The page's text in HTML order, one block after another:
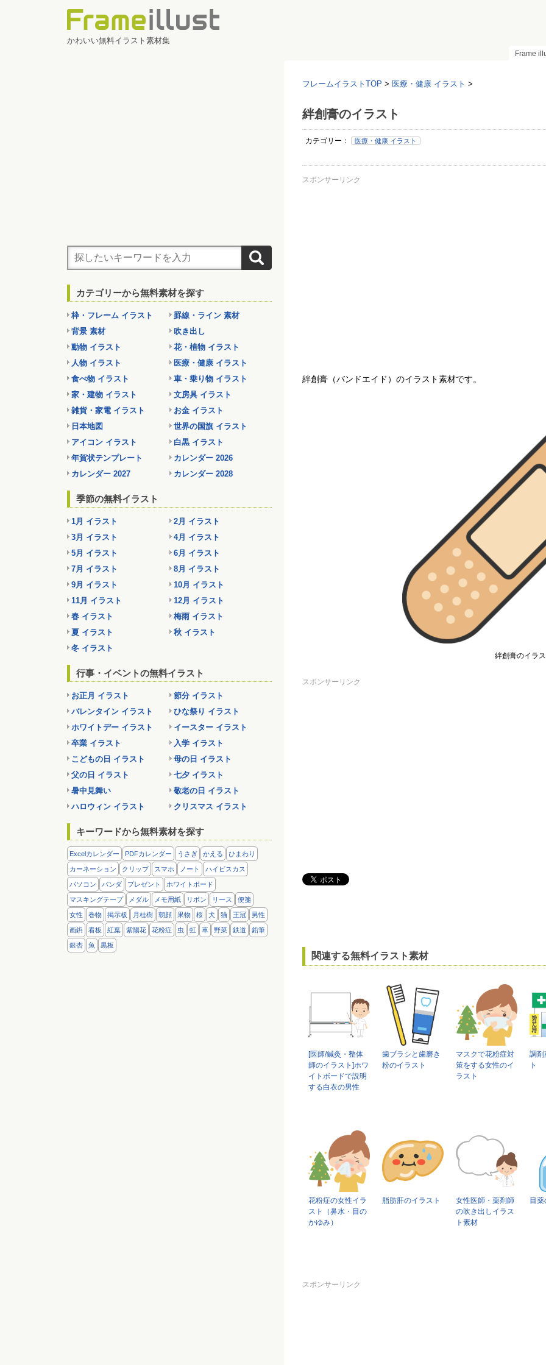
かわいい無料イラスト素材集
Frame
フレームイラストTOP > 医療・健康 イラスト >
絆創膏のイラスト
カテゴリー： 医療・健康 イラスト
スポンサーリンク
絆創膏（バンドエイド）のイラスト素材です。
絆創膏のイラ
スポンサーリンク
関連する無料イラスト素材
[医師/鍼灸・整体
師のイラスト]ホワ
イトボードで説明
する白衣の男性
歯ブラシと歯磨き
粉のイラスト
マスクで花粉症対
策をする女性のイ
ラスト
調剤
ト
花粉症の女性イラ
スト（鼻水・目の
かゆみ）
脂肪肝のイラスト
女性医師・薬剤師
の吹き出しイラス
ト素材
目
スポンサーリンク
カテゴリーから無料素材を探す
枠・フレーム イラスト
罫線・ライン 素材
背景 素材
吹き出し
動物 イラスト
花・植物 イラスト
人物 イラスト
医療・健康 イラスト
食べ物 イラスト
車・乗り物 イラスト
家・建物 イラスト
文房具 イラスト
雑貨・家電 イラスト
お金 イラスト
日本地図
世界の国旗 イラスト
アイコン イラスト
白黒 イラスト
年賀状テンプレート
カレンダー 2026
カレンダー 2027
カレンダー 2028
季節の無料イラスト
1月 イラスト
2月 イラスト
3月 イラスト
4月 イラスト
5月 イラスト
6月 イラスト
7月 イラスト
8月 イラスト
9月 イラスト
10月 イラスト
11月 イラスト
12月 イラスト
春 イラスト
梅雨 イラスト
夏 イラスト
秋 イラスト
冬 イラスト
行事・イベントの無料イラスト
お正月 イラスト
節分 イラスト
バレンタイン イラスト
ひな祭り イラスト
ホワイトデー イラスト
イースター イラスト
卒業 イラスト
入学 イラスト
こどもの日 イラスト
母の日 イラスト
父の日 イラスト
七夕 イラスト
暑中見舞い
敬老の日 イラスト
ハロウィン イラスト
クリスマス イラスト
キーワードから無料素材を探す
Excelカレンダー PDFカレンダー うさぎ かえる ひまわり
カーネーション クリップ スマホ ノート ハイビスカス
パソコン パンダ プレゼント ホワイトボード
マスキングテープ メダル メモ用紙 リボン リース 便箋
女性 巻物 掲示板 月桂樹 朝顔 果物 桜 犬 猫 王冠 男性
画鋲 看板 紅葉 紫陽花 花粉症 虫 虹 車 野菜 鉄道 鉛筆
銀杏 魚 黒板